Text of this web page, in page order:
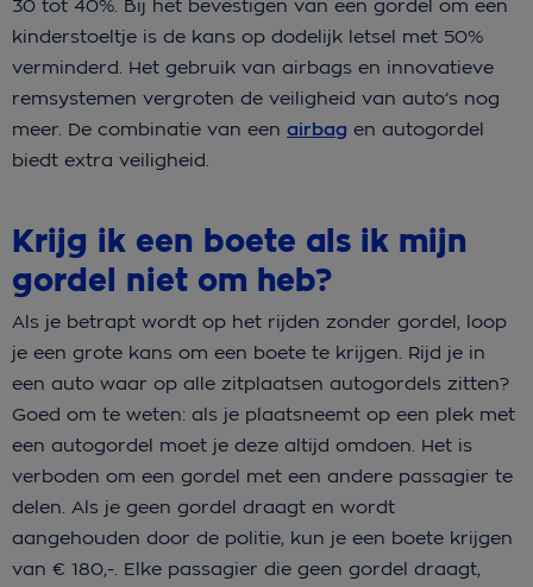
30 tot 40%. Bij het bevestigen van een gordel om een
kinderstoeltje is de kans op dodelijk letsel met 50%
verminderd. Het gebruik van airbags en innovatieve
remsystemen vergroten de veiligheid van auto’s nog
meer. De combinatie van een airbag en autogordel
biedt extra veiligheid.
Krijg ik een boete als ik mijn
gordel niet om heb?
Als je betrapt wordt op het rijden zonder gordel, loop
je een grote kans om een boete te krijgen. Rijd je in
een auto waar op alle zitplaatsen autogordels zitten?
Goed om te weten: als je plaatsneemt op een plek met
een autogordel moet je deze altijd omdoen. Het is
verboden om een gordel met een andere passagier te
delen. Als je geen gordel draagt en wordt
aangehouden door de politie, kun je een boete krijgen
van € 180,-. Elke passagier die geen gordel draagt,